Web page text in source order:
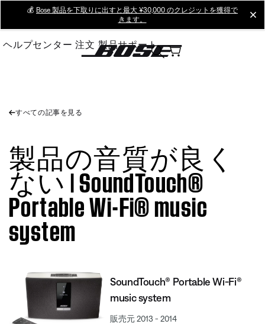
Main
💰 Bose 製品を下取りに出すと最大 ¥30,000 のクレジットを獲得で
きます。
ヘルプセンター 注文 製品サポート
すべての記事を見る
製品の音質が良く
ない | SoundTouch®
Portable Wi-Fi® music
system
SoundTouch® Portable Wi-Fi®
music system
販売元 2013 - 2014